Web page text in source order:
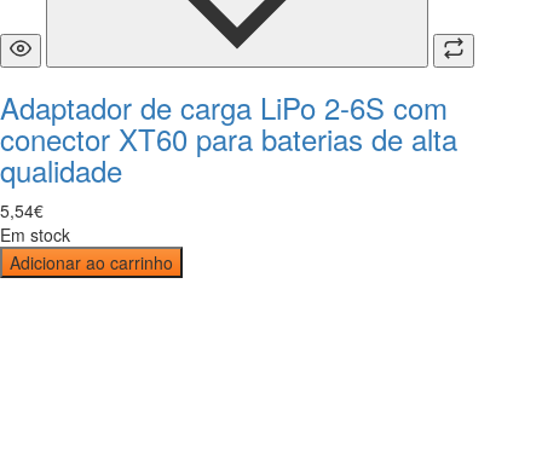
Adaptador de carga LiPo 2-6S com
conector XT60 para baterias de alta
qualidade
5,54€
Em stock
Adicionar ao carrinho